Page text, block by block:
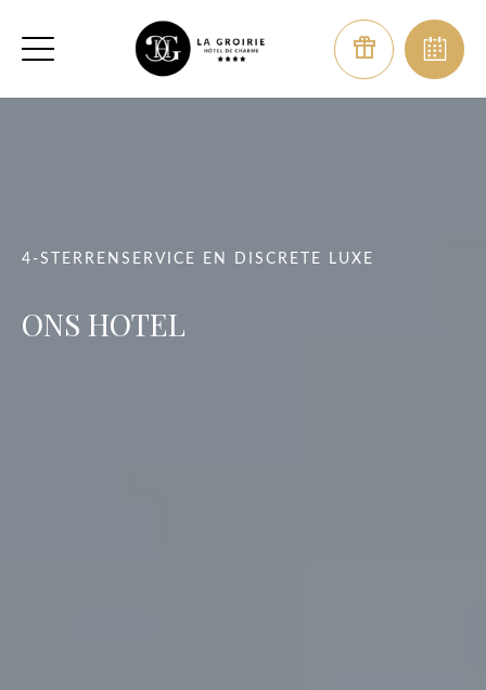
4-STERRENSERVICE EN DISCRETE LUXE
ONS HOTEL